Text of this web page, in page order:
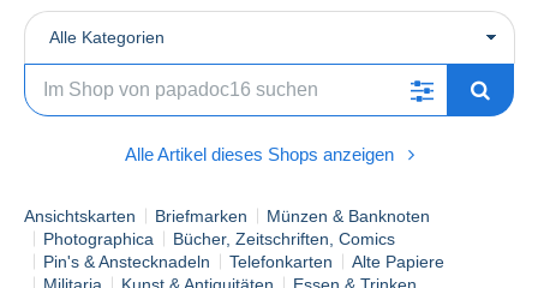
des objets mis en vente.
Bonnes enchères !
------------------------
Offres inférieures ou groupées
N'hésitez pas à me faire une offre raisonnable(pas plus de
Je ne garantis pas qu'elle sera acceptée, mais je répondrai à
chaque offre.
-----------------------------
Alle Kategorien
Alle Artikel dieses Shops anzeigen
Ansichtskarten Briefmarken
Münzen & Banknoten
Photographica
Bücher, Zeitschriften, Comics
Pin's & Anstecknadeln
Telefonkarten
Alte Papiere